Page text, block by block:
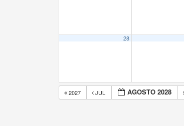
28
2027 JUL AGOSTO 2028